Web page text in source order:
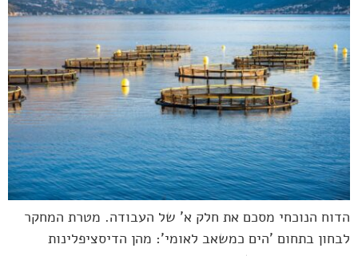
הדוח הנוכחי מסכם את חלק א' של העבודה. מטרת המחקר
לבחון בתחום 'הים כמשאב לאומי': מהן הדיסציפלינות